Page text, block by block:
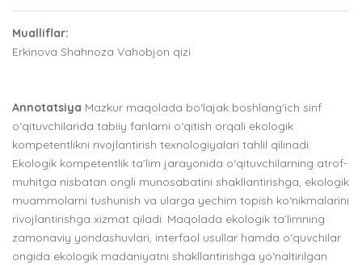
Mualliflar:
Erkinova Shahnoza Vahobjon qizi
Annotatsiya Mazkur maqolada bo‘lajak boshlang‘ich sinf
o‘qituvchilarida tabiiy fanlarni o‘qitish orqali ekologik
kompetentlikni rivojlantirish texnologiyalari tahlil qilinadi.
Ekologik kompetentlik ta’lim jarayonida o‘qituvchilarning atrof-
muhitga nisbatan ongli munosabatini shakllantirishga, ekologik
muammolarni tushunish va ularga yechim topish ko‘nikmalarini
rivojlantirishga xizmat qiladi. Maqolada ekologik ta’limning
zamonaviy yondashuvlari, interfaol usullar hamda o‘quvchilar
ongida ekologik madaniyatni shakllantirishga yo‘naltirilgan